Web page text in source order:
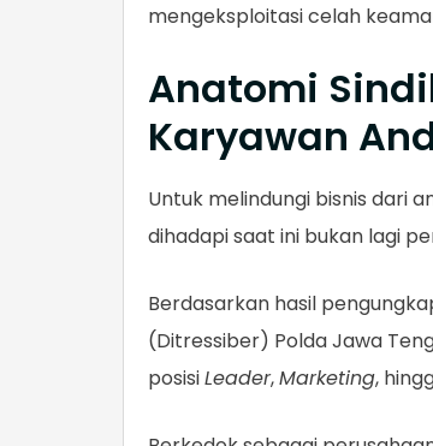
mengeksploitasi celah
Anatomi
Karyawan
Untuk melindungi bisnis dari
dihadapi saat ini bukan lagi
Berdasarkan hasil
(Ditressiber) Polda Jawa
posisiLeader,Marketing,